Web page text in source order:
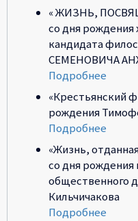
« ЖИЗНЬ,
со дня рождения
кандидата
СЕМЕНОВИЧА
Подробнее
«Крестьянский
рождения
Подробнее
«Жизнь,
со дня рождения
общественного
Кильчичакова
Подробнее